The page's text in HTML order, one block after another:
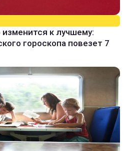
к лучшему:
гороскопа повезет 7